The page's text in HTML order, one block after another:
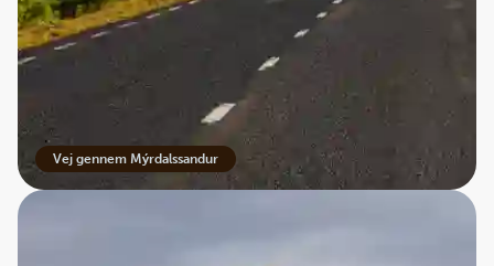
Vej gennem Mýrdalssandur